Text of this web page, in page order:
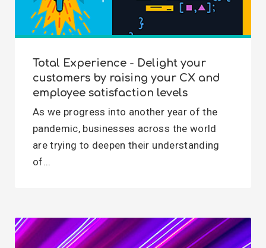
Total Experience - Delight your
customers by raising your CX and
employee satisfaction levels
As we progress into another year of the
pandemic, businesses across the world
are trying to deepen their understanding
of...